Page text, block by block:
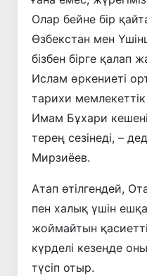
Олар бейне бір
Өзбекстан мен
бізбен бірге қалап
Ислам өркениеті
тарихи
Имам Бұхари
терең сезінеді, –
Мирзиёев.
Атап өтілгендей,
пен халық үшін
жоймайтын қасиетті
күрделі кезеңде
түсіп отыр.